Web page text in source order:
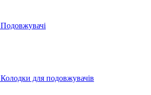
Подовжувачі
Колодки для подовжувачів